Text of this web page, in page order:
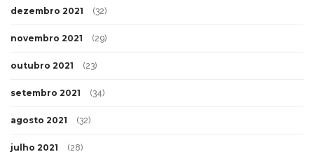
dezembro 2021 (32)
novembro 2021 (29)
outubro 2021 (23)
setembro 2021 (34)
agosto 2021 (32)
julho 2021 (28)